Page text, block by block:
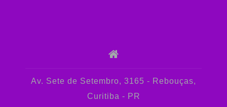
Av. Sete de Setembro, 3165 - Rebouças,
Curitiba - PR